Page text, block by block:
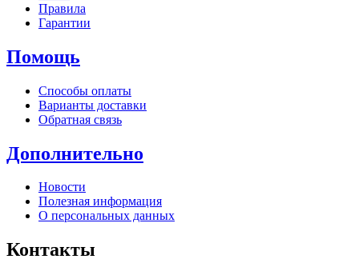
Правила
Гарантии
Помощь
Способы оплаты
Варианты доставки
Обратная связь
Дополнительно
Новости
Полезная информация
О персональных данных
Контакты